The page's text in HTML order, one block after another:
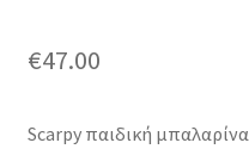
€47.00
Scarpy παιδική μπαλαρίνα